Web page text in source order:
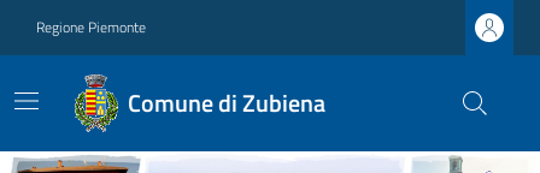
Regione Piemonte
Comune di Zubiena